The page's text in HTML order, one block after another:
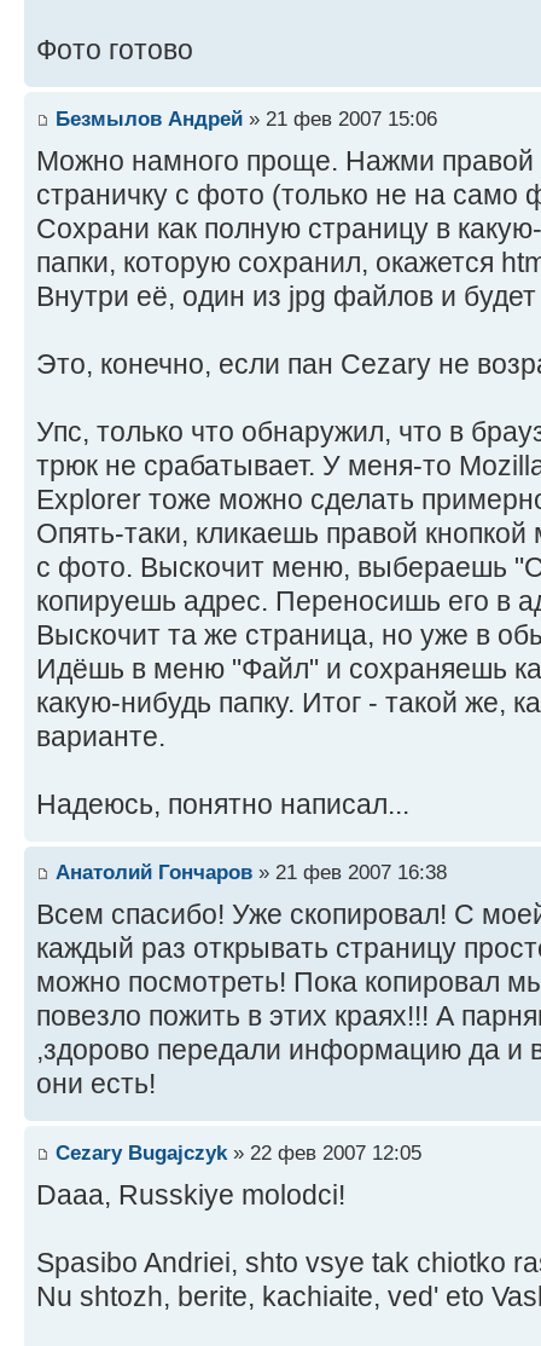
Фото готово
Безмылов Андрей » 21 фев 2007 15:06
Можно намного проще. Нажми
страничку с фото (только не на само
Сохрани как полную страницу в
папки, которую сохранил, окажется
Внутри её, один из jpg файлов и
Это, конечно, если пан Cezary не
Упс, только что обнаружил, что в
трюк не срабатывает. У меня-то
Explorer тоже можно сделать
Опять-таки, кликаешь правой
с фото. Выскочит меню, выбераешь
копируешь адрес. Переносишь его в
Выскочит та же страница, но уже в
Идёшь в меню "Файл" и сохраняешь
какую-нибудь папку. Итог - такой же,
варианте.
Надеюсь, понятно написал...
Анатолий Гончаров » 21 фев 2007 16:38
Всем спасибо! Уже скопировал! С
каждый раз открывать страницу
можно посмотреть! Пока копировал
повезло пожить в этих краях!!! А
,здорово передали информацию да и
они есть!
Cezary Bugajczyk » 22 фев 2007 12:05
Daaa, Russkiye molodci!
Spasibo Andriei, shto vsye tak chiotko
Nu shtozh, berite, kachiaite, ved' eto